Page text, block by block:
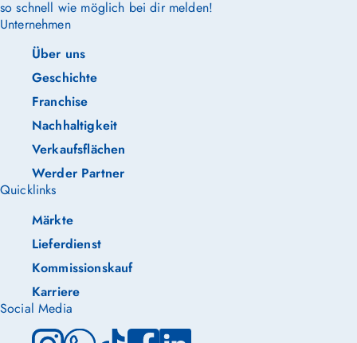
so schnell wie möglich bei dir melden!
Unternehmen
Über uns
Geschichte
Franchise
Nachhaltigkeit
Verkaufsflächen
Werder Partner
Quicklinks
Märkte
Lieferdienst
Kommissionskauf
Karriere
Social Media
InstagramWhatsApp
TikTokFacebook